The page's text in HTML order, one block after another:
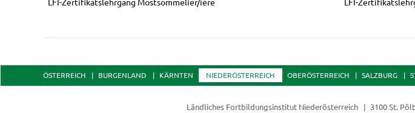
ÖSTERREICH BURGENLAND KÄRNTEN NIEDERÖSTERREICH OBERÖSTERREICH SALZBURG
Ländliches Fortbildungsinstitut Niederösterreich 3100 St.